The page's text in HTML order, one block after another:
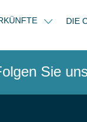
DIE
Sie uns